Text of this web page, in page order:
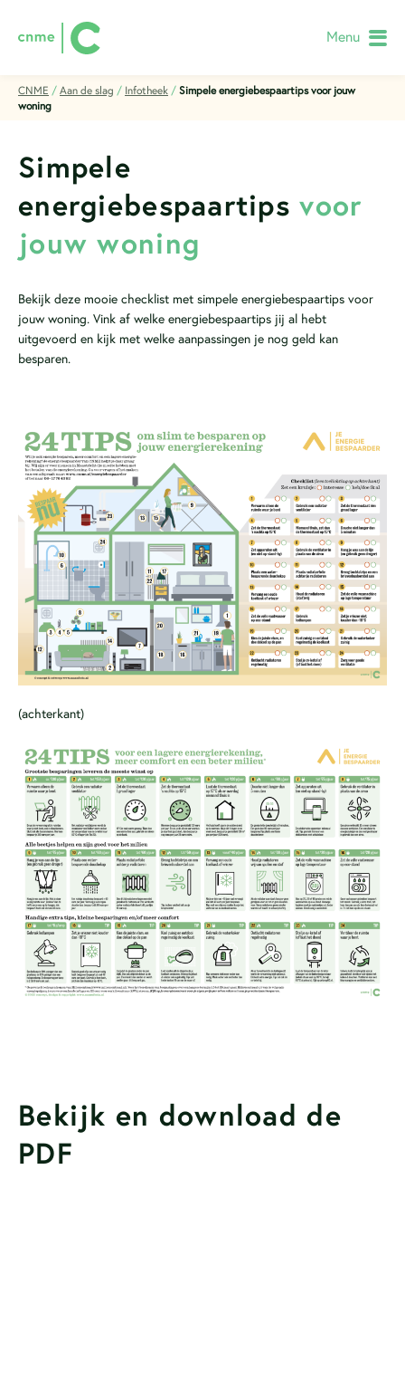
Menu
CNME / Aan de slag / Infotheek / Simpele energiebespaartips voor jouw
woning
Simpele
energiebespaartips voor
jouw woning
Bekijk deze mooie checklist met simpele energiebespaartips voor
jouw woning. Vink af welke energiebespaartips jij al hebt
uitgevoerd en kijk met welke aanpassingen je nog geld kan
besparen.
(achterkant)
Bekijk en download de
PDF